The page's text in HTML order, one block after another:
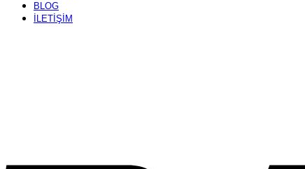
BLOG
İLETİŞİM